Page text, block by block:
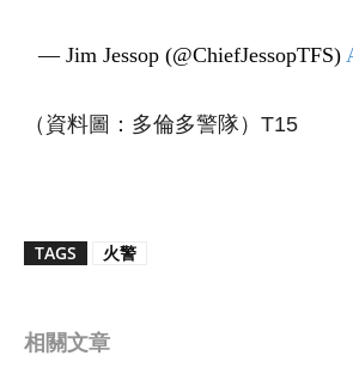
— Jim Jessop (@ChiefJessopTFS)
（資料圖：多倫多警隊）T15
TAGS 火警
相關文章